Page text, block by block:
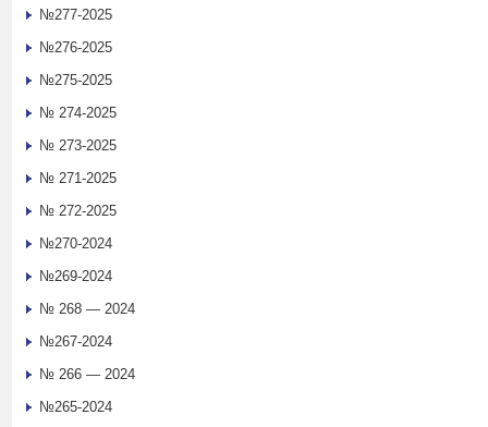
№277-2025
№276-2025
№275-2025
№ 274-2025
№ 273-2025
№ 271-2025
№ 272-2025
№270-2024
№269-2024
№ 268 — 2024
№267-2024
№ 266 — 2024
№265-2024